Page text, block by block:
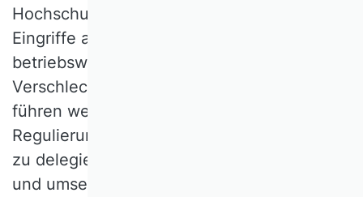
Hochschulen durch gesetzgeberische
Eingriffe ab, da sie aus
betriebswirtschaftlicher Sicht zu einer
Verschlechterung von Studium und Lehre
führen werden. Wir schlagen vor,
Regulierung weiterhin an diejenigen Stellen
zu delegieren, die sie sinnvoll konzipieren
und umsetzen können. Das sind